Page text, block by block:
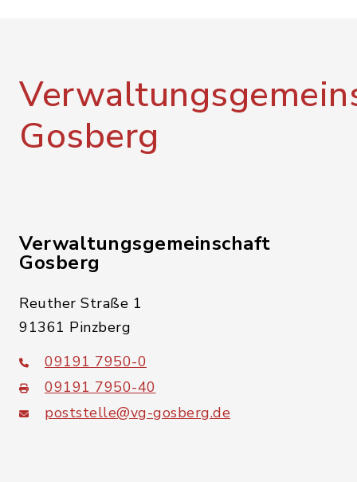
Gosberg
Verwaltungsgemeinschaft
Gosberg
Reuther Straße 1
91361 Pinzberg
09191 7950-0
09191 7950-40
poststelle@vg-gosberg.de